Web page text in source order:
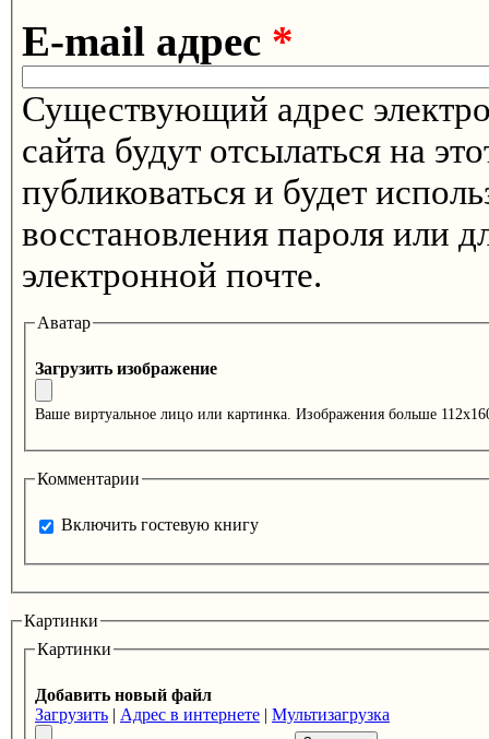
E-mail адрес *
Существующий адрес
сайта будут отсылаться на
публиковаться и будет
восстановления пароля или
электронной почте.
Аватар
Загрузить изображение
Ваше виртуальное лицо или картинка. Изображения больше
Комментарии
Включить гостевую книгу
Картинки
Картинки
Добавить новый файл
Загрузить | Адрес в интернете | Мультизагрузка